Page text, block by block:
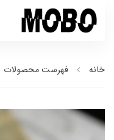
خانه فهرست محصولات